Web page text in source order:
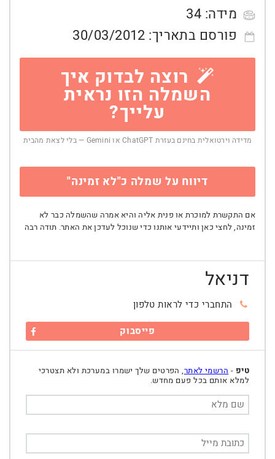
מידה: 34
פורסם בתאריך: 30/03/2012
רוצה לבדוק איך
השמלה הזו נראית
עלייך?
מדידה וירטואלית בחינם בעזרת ChatGPT או Gemini — בלי לצאת מהבית
דיווח על שמלה כ"לא זמינה"
אם התקשרת למוכרת או פנית אליה והיא אמרה שהשמלה כבר לא
זמינה, לחצי כאן ותיידעי אותנו כדי שנוכל לעדכן את האתר. תודה רבה
דניאל
התחברי כדי לראות טלפון
פייסבוק
טיפ - הרשמי לאתר, הפרטים שלך ישמרו במערכת ולא תצטרכי
למלא אותם בכל פעם מחדש.